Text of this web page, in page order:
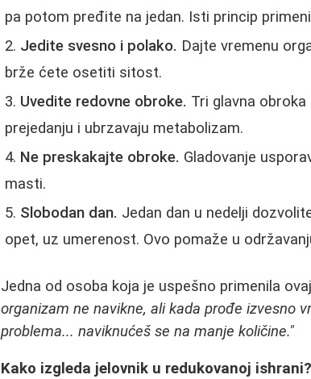
pa potom pređite na jedan. Isti princip
Jedite svesno i polako. Dajte vremenu
brže ćete osetiti sitost.
Uvedite redovne obroke. Tri glavna
prejedanju i ubrzavaju metabolizam.
Ne preskakajte obroke. Gladovanje
masti.
Slobodan dan. Jedan dan u nedelji
opet, uz umerenost. Ovo pomaže u
Jedna od osoba koja je uspešno primenila
organizam ne navikne, ali kada prođe izvesno
problema... naviknućeš se na manje količine."
Kako izgleda jelovnik u redukovanoj ishrani?